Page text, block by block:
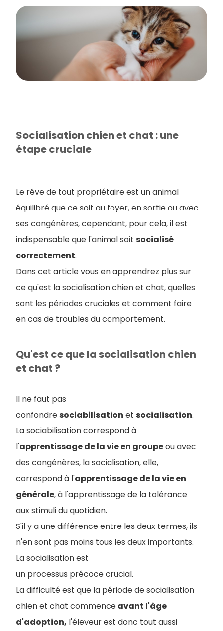
Socialisation chien et chat : une
étape cruciale
Le rêve de tout propriétaire est un animal
équilibré que ce soit au foyer, en sortie ou avec
ses congénères, cependant, pour cela, il est
indispensable que l'animal soit socialisé
correctement.
Dans cet article vous en apprendrez plus sur
ce qu'est la socialisation chien et chat, quelles
sont les périodes cruciales et comment faire
en cas de troubles du comportement.
Qu'est ce que la socialisation chien
et chat ?
Il ne faut pas
confondresociabilisation et socialisation.
La sociabilisation correspond à
l'apprentissage de la vie en groupeou avec
des congénères, la socialisation, elle,
correspond à l'apprentissage de la vie en
générale, à l'apprentissage de la tolérance
aux stimuli du quotidien.
S'il y a une différence entre les deux termes, ils
n'en sont pas moins tous les deux importants.
La socialisation est
un processus précoce crucial.
La difficulté est que la période de socialisation
chien et chat commenceavant l'âge
d'adoption, l'éleveur est donc tout aussi